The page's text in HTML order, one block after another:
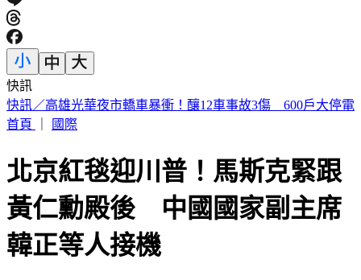
快訊
預告基本工資要漲了！賴清德喊話企業：有獲利替「員工加
薪」
北京紅毯迎川普！馬斯克緊跟
黃仁勳殿後 中國國家副主席
韓正等人接機